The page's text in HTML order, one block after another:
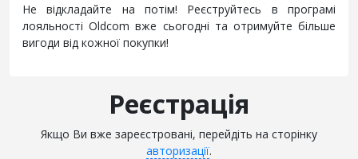
Не відкладайте на потім! Реєструйтесь в програмі
лояльності Oldcom вже сьогодні та отримуйте більше
вигоди від кожної покупки!
Реєстрація
Якщо Ви вже зареєстровані, перейдіть на сторінку
авторизації.